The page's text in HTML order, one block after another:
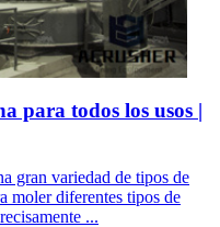
para todos los usos |
gran variedad de tipos de
moler diferentes tipos de
...